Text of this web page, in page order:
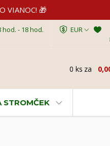
VIANOC! 🎁
EUR
hod. - 18 hod.
0 ks za
STROMČEK